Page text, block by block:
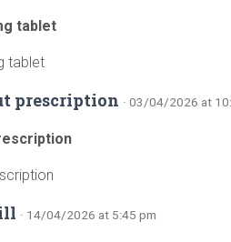
tablet
tablet
prescription · 03/04/2026 at
· 14/04/2026 at 5:45 pm